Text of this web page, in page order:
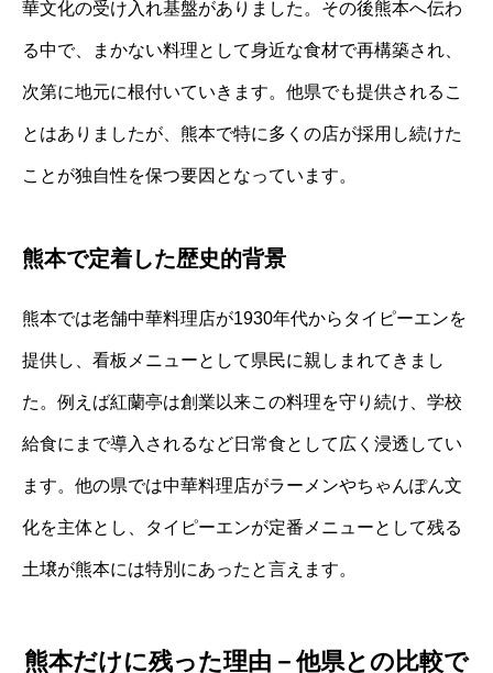
華文化の受け入れ基盤がありました。その後熊本へ伝わ
る中で、まかない料理として身近な食材で再構築され、
次第に地元に根付いていきます。他県でも提供されるこ
とはありましたが、熊本で特に多くの店が採用し続けた
ことが独自性を保つ要因となっています。
熊本で定着した歴史的背景
熊本では老舗中華料理店が1930年代からタイピーエンを
提供し、看板メニューとして県民に親しまれてきまし
た。例えば紅蘭亭は創業以来この料理を守り続け、学校
給食にまで導入されるなど日常食として広く浸透してい
ます。他の県では中華料理店がラーメンやちゃんぽん文
化を主体とし、タイピーエンが定番メニューとして残る
土壌が熊本には特別にあったと言えます。
熊本だけに残った理由－他県との比較で